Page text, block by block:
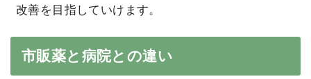
改善を目指していけます。
市販薬と病院との違い